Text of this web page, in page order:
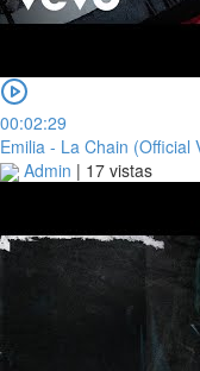
00:02:29
Emilia - La Chain (Official
Admin | 17 vistas